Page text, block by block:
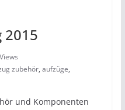
zubehör, aufzüge,
und Komponenten